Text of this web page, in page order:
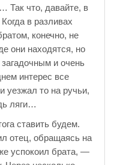
Петербург. Клубы и
районе
Так что, давайте, в
в разливах
конечно, не
они находятся, но
и очень
интерес все
уезжал то на ручьи,
ляги…
ставить будем.
отец, обращаясь на
успокоил брата, —